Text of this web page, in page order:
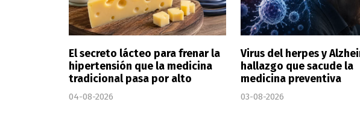
El secreto lácteo para frenar la
hipertensión que la medicina
tradicional pasa por alto
04-08-2026
Virus del herpes y
hallazgo que sacude la
medicina preventiva
03-08-2026